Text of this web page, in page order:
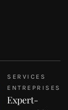
SERVICES
ENTREPRISES
Expert-